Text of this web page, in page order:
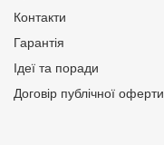
Контакти
Гарантія
Ідеї та поради
Договір публічної оферти